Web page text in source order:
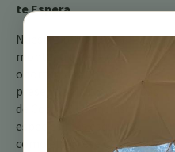
te Espera
Nuestro refugio de
montaña ofrece una
oportunidad única de
presenciar la biodiversidad
de Costa Rica, incluso a las
especies más esquivas
como el Botete Coronado.